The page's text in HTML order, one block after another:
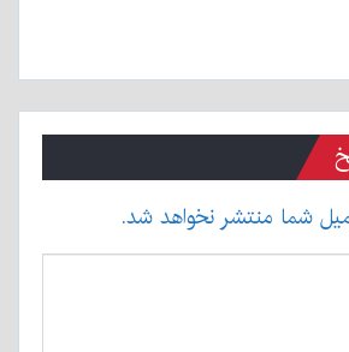
شما منتشر نخواهد شد.